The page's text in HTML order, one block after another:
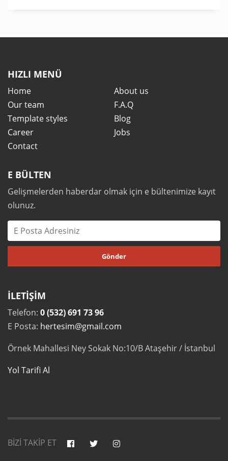
HIZLI MENÜ
Home
About us
Our team
F.A.Q
Template styles
Blog
Career
Jobs
Contact
E BÜLTEN
Gelişmelerden haberdar olmak için e bültenimize kayıt
olunuz.
İLETİŞİM
Telefon: 0 (532) 691 73 96
E Posta: hertesim@gmail.com
Örnek Mahallesi Ney Sokak No:10/B Ataşehir / İstanbul
Yol Tarifi Al
BİZİ TAKİP ET